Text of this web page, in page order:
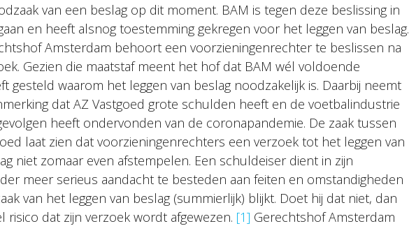
van een beslag op dit moment. BAM is tegen deze beslissing in
en heeft alsnog toestemming gekregen voor het leggen van beslag.
Amsterdam behoort een voorzieningenrechter te beslissen na
Gezien die maatstaf meent het hof dat BAM wél voldoende
gesteld waarom het leggen van beslag noodzakelijk is. Daarbij neemt
dat AZ Vastgoed grote schulden heeft en de voetbalindustrie
heeft ondervonden van de coronapandemie. De zaak tussen
laat zien dat voorzieningenrechters een verzoek tot het leggen van
niet zomaar even afstempelen. Een schuldeiser dient in zijn
meer serieus aandacht te besteden aan feiten en omstandigheden
van het leggen van beslag (summierlijk) blijkt. Doet hij dat niet, dan
risico dat zijn verzoek wordt afgewezen. [1] Gerechtshof Amsterdam